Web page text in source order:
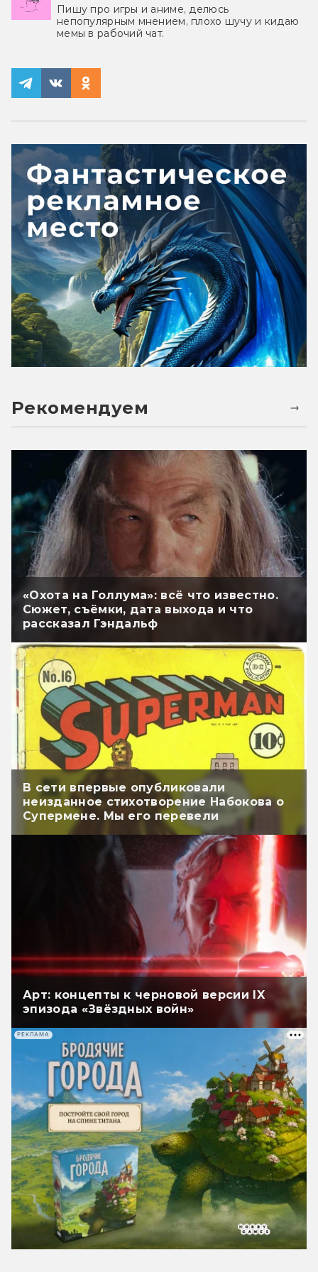
Пишу про игры и аниме, делюсь
непопулярным мнением, плохо шучу и кидаю
мемы в рабочий чат.
Рекомендуем
«Охота на Голлума»: всё что известно.
Сюжет, съёмки, дата выхода и что
рассказал Гэндальф
В сети впервые опубликовали
неизданное стихотворение Набокова о
Супермене. Мы его перевели
Арт: концепты к черновой версии IX
эпизода «Звёздных войн»
РЕКЛАМА